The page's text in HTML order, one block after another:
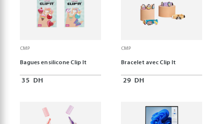
CMP
Bagues en silicone Clip It
35 DH
CMP
Bracelet avec Clip It
29 DH